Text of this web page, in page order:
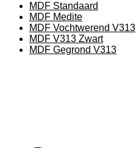
MDF Standaard
MDF Medite
MDF Vochtwerend V313
MDF V313 Zwart
MDF Gegrond V313